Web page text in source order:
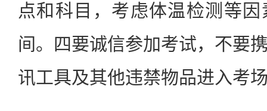
点和科目，考虑体温检测等
间。四要诚信参加考试，不要
讯工具及其他违禁物品进入考